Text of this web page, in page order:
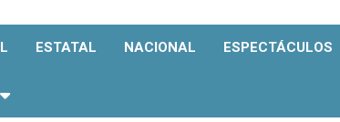
ESTATAL NACIONAL ESPECTÁCULOS